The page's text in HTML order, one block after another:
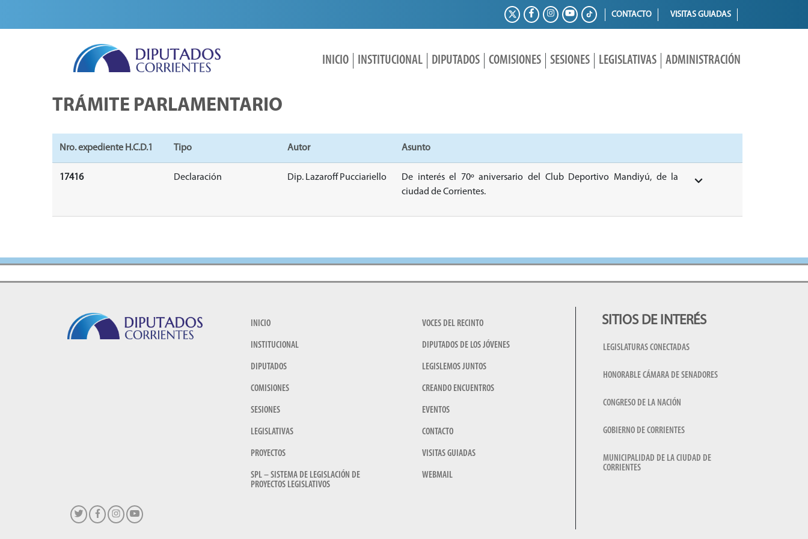
CONTACTO VISITAS GUIADAS
INICIO INSTITUCIONAL DIPUTADOS COMISIONES SESIONES LEGISLATIVAS ADMINISTRACIÓN
TRÁMITE PARLAMENTARIO
Nro. expediente H.C.D.1 Tipo Autor Asunto
17416 Declaración Dip. Lazaroff Pucciariello
De interés el 70º aniversario del Club Deportivo Mandiyú, de la
ciudad de Corrientes.
INICIO
INSTITUCIONAL
DIPUTADOS
COMISIONES
SESIONES
LEGISLATIVAS
PROYECTOS
SPL – SISTEMA DE LEGISLACIÓN DE
PROYECTOS LEGISLATIVOS
VOCES DEL RECINTO
DIPUTADOS DE LOS JÓVENES
LEGISLEMOS JUNTOS
CREANDO ENCUENTROS
EVENTOS
CONTACTO
VISITAS GUIADAS
WEBMAIL
SITIOS DE INTERÉS
LEGISLATURAS CONECTADAS
HONORABLE CÁMARA DE SENADORES
CONGRESO DE LA NACIÓN
GOBIERNO DE CORRIENTES
MUNICIPALIDAD DE LA CIUDAD DE
CORRIENTES